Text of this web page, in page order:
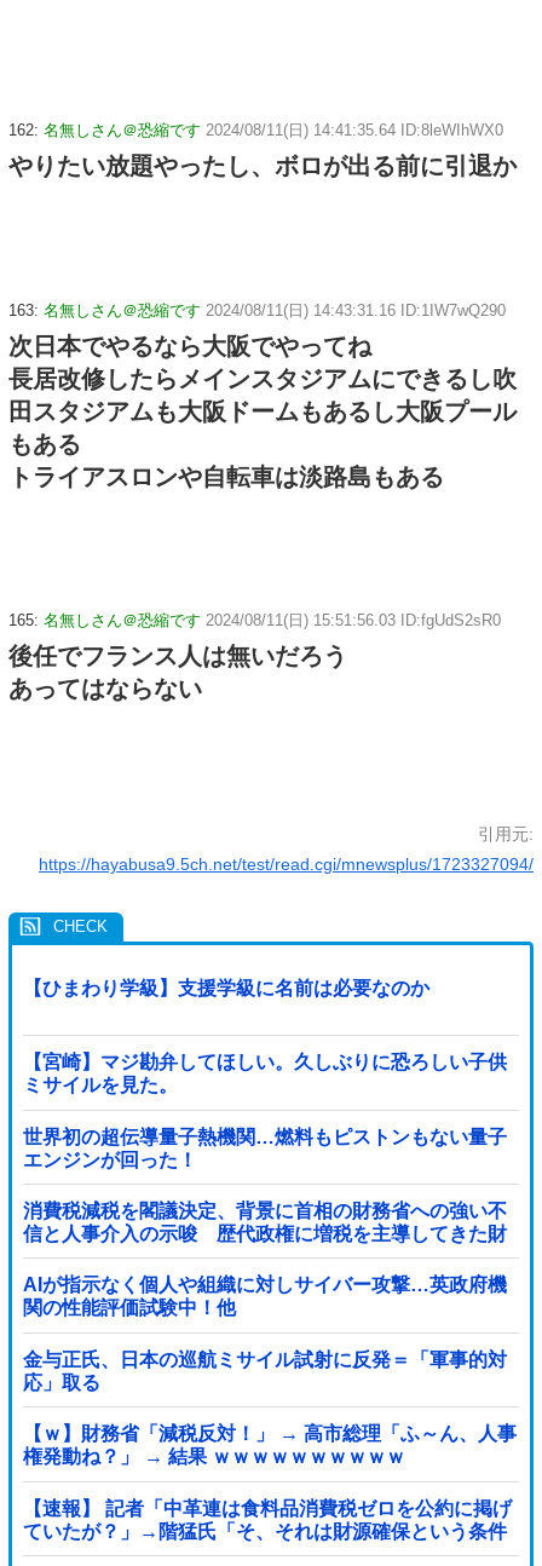
162: 名無しさん＠恐縮です 2024/08/11(日) 14:41:35.64 ID:8leWIhWX0
やりたい放題やったし、ボロが出る前に引退か
163: 名無しさん＠恐縮です 2024/08/11(日) 14:43:31.16 ID:1IW7wQ290
次日本でやるなら大阪でやってね
長居改修したらメインスタジアムにできるし吹
田スタジアムも大阪ドームもあるし大阪プール
もある
トライアスロンや自転車は淡路島もある
165: 名無しさん＠恐縮です 2024/08/11(日) 15:51:56.03 ID:fgUdS2sR0
後任でフランス人は無いだろう
あってはならない
引用元:
https://hayabusa9.5ch.net/test/read.cgi/mnewsplus/1723327094/
【ひまわり学級】支援学級に名前は必要なのか
【宮崎】マジ勘弁してほしい。久しぶりに恐ろしい子供
ミサイルを見た。
世界初の超伝導量子熱機関…燃料もピストンもない量子
エンジンが回った！
消費税減税を閣議決定、背景に首相の財務省への強い不
信と人事介入の示唆 歴代政権に増税を主導してきた財
務省、高市内閣に完全敗北
AIが指示なく個人や組織に対しサイバー攻撃…英政府機
関の性能評価試験中！他
金与正氏、日本の巡航ミサイル試射に反発＝「軍事的対
応」取る
【ｗ】財務省「減税反対！」 → 高市総理「ふ～ん、人事
権発動ね？」 → 結果 ｗｗｗｗｗｗｗｗｗｗ
【速報】 記者「中革連は食料品消費税ゼロを公約に掲げ
ていたが？」→階猛氏「そ、それは財源確保という条件
付き」